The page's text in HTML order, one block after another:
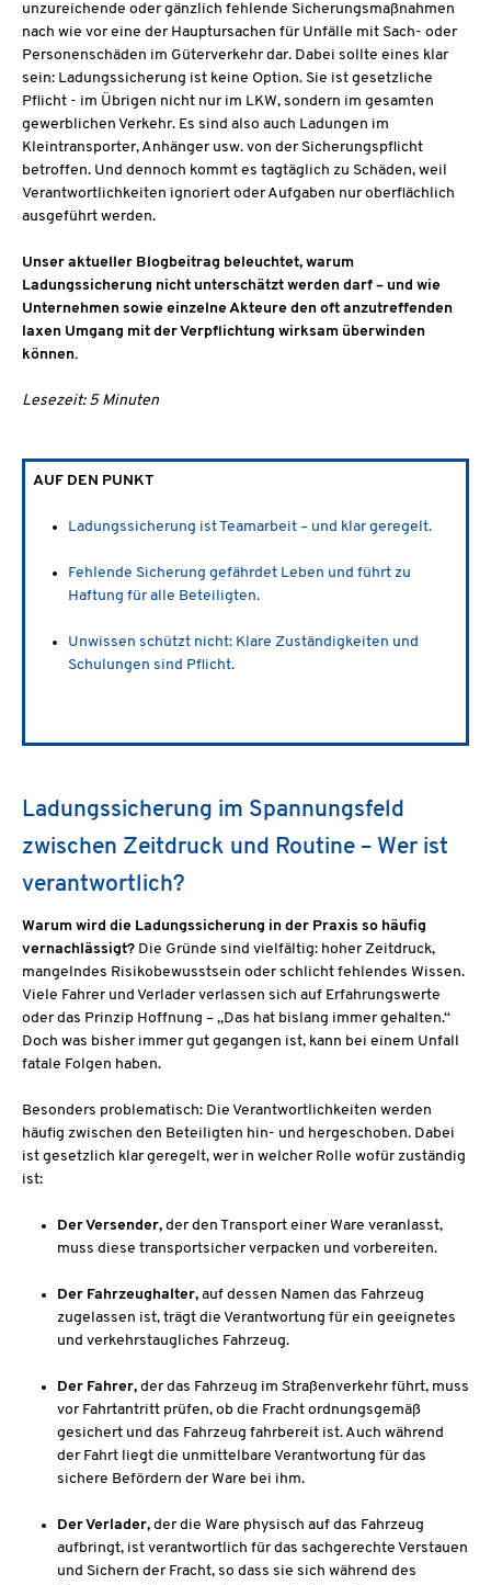
unzureichende oder gänzlich fehlende Sicherungsmaßnahmen
nach wie vor eine der Hauptursachen für Unfälle mit Sach- oder
Personenschäden im Güterverkehr dar. Dabei sollte eines klar
sein: Ladungssicherung ist keine Option. Sie ist gesetzliche
Pflicht - im Übrigen nicht nur im LKW, sondern im gesamten
gewerblichen Verkehr. Es sind also auch Ladungen im
Kleintransporter, Anhänger usw. von der Sicherungspflicht
betroffen. Und dennoch kommt es tagtäglich zu Schäden, weil
Verantwortlichkeiten ignoriert oder Aufgaben nur oberflächlich
ausgeführt werden.
Unser aktueller Blogbeitrag beleuchtet, warum
Ladungssicherung nicht unterschätzt werden darf – und wie
Unternehmen sowie einzelne Akteure den oft anzutreffenden
laxen Umgang mit der Verpflichtung wirksam überwinden
können.
Lesezeit: 5 Minuten
AUF DEN PUNKT
Ladungssicherung ist Teamarbeit – und klar geregelt.
Fehlende Sicherung gefährdet Leben und führt zu
Haftung für alle Beteiligten.
Unwissen schützt nicht: Klare Zuständigkeiten und
Schulungen sind Pflicht.
Ladungssicherung im Spannungsfeld
zwischen Zeitdruck und Routine – Wer ist
verantwortlich?
Warum wird die Ladungssicherung in der Praxis so häufig
vernachlässigt? Die Gründe sind vielfältig: hoher Zeitdruck,
mangelndes Risikobewusstsein oder schlicht fehlendes Wissen.
Viele Fahrer und Verlader verlassen sich auf Erfahrungswerte
oder das Prinzip Hoffnung – „Das hat bislang immer gehalten.“
Doch was bisher immer gut gegangen ist, kann bei einem Unfall
fatale Folgen haben.
Besonders problematisch: Die Verantwortlichkeiten werden
häufig zwischen den Beteiligten hin- und hergeschoben. Dabei
ist gesetzlich klar geregelt, wer in welcher Rolle wofür zuständig
ist:
Der Versender, der den Transport einer Ware veranlasst,
muss diese transportsicher verpacken und vorbereiten.
Der Fahrzeughalter, auf dessen Namen das Fahrzeug
zugelassen ist, trägt die Verantwortung für ein geeignetes
und verkehrstaugliches Fahrzeug.
Der Fahrer, der das Fahrzeug im Straßenverkehr führt, muss
vor Fahrtantritt prüfen, ob die Fracht ordnungsgemäß
gesichert und das Fahrzeug fahrbereit ist. Auch während
der Fahrt liegt die unmittelbare Verantwortung für das
sichere Befördern der Ware bei ihm.
Der Verlader, der die Ware physisch auf das Fahrzeug
aufbringt, ist verantwortlich für das sachgerechte Verstauen
und Sichern der Fracht, so dass sie sich während des